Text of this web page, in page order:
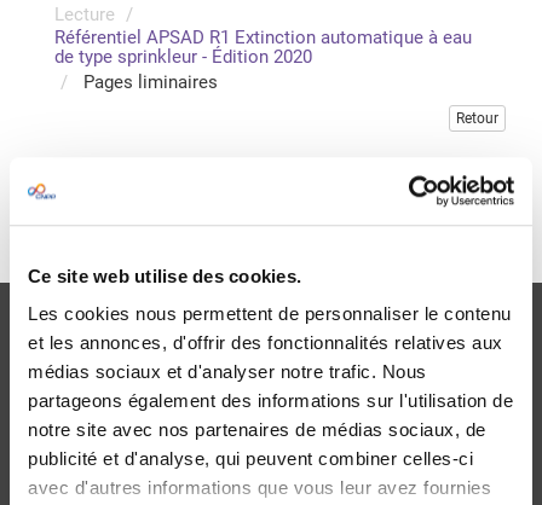
Ce site web utilise des cookies.
Les cookies nous permettent de personnaliser le contenu
et les annonces, d'offrir des fonctionnalités relatives aux
médias sociaux et d'analyser notre trafic. Nous
partageons également des informations sur l'utilisation de
notre site avec nos partenaires de médias sociaux, de
publicité et d'analyse, qui peuvent combiner celles-ci
avec d'autres informations que vous leur avez fournies
Lecture
Référentiel APSAD R1 Extinction automatique à eau
de type sprinkleur - Édition 2020
Pages liminaires
Retour
Veuillez vous connecter pour consulter gratuitement ce
chapitre Je me connecte
Livraison
dans le monde entier